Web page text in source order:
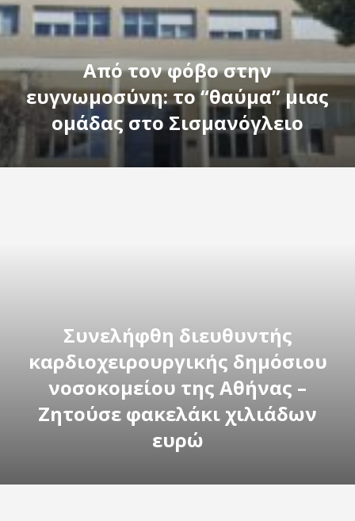
Από τον φόβο στην
ευγνωμοσύνη: το “θαύμα” μιας
ομάδας στο Σισμανόγλειο
Συνελήφθη διευθυντής
καρδιοχειρουργικής δημόσιου
νοσοκομείου της Αθήνας –
Ζητούσε φακελάκι χιλιάδων
ευρώ